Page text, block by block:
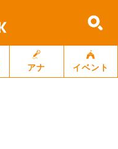
アナ イベント